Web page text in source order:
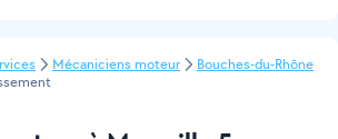
Mécaniciens moteur
Bouches-du-Rhône